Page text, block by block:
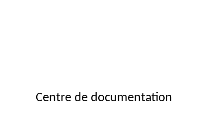
Centre de documentation